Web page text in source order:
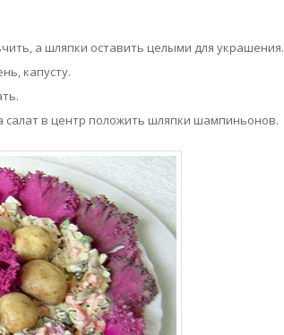
а шляпки оставить целыми для украшения.
капусту.
салат в центр положить шляпки шампиньонов.